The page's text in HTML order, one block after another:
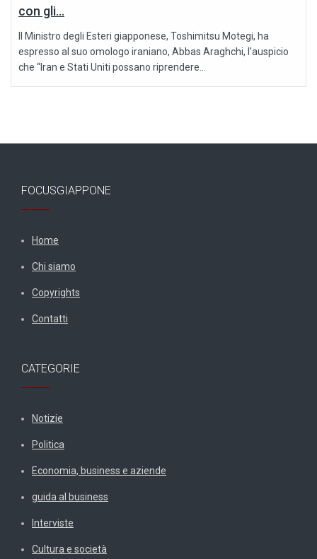
con gli...
Il Ministro degli Esteri giapponese, Toshimitsu Motegi, ha
espresso al suo omologo iraniano, Abbas Araghchi, l’auspicio
che “Iran e Stati Uniti possano riprendere...
FOCUSGIAPPONE
Home
Chi siamo
Copyrights
Contatti
CATEGORIE
Notizie
Politica
Economia, business e aziende
guida al business
Interviste
Cultura e società